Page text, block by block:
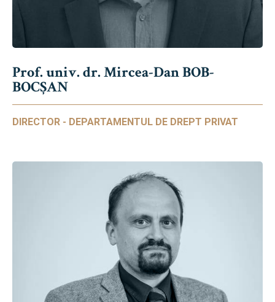
Prof. univ. dr. Mircea-Dan BOB-
BOCȘAN
DIRECTOR - DEPARTAMENTUL DE DREPT PRIVAT